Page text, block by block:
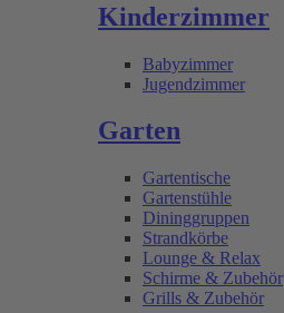
Kinderzimmer
Babyzimmer
Jugendzimmer
Garten
Gartentische
Gartenstühle
Dininggruppen
Strandkörbe
Lounge & Relax
Schirme & Zubehör
Grills & Zubehör